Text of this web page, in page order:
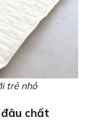
trẻ nhỏ
chất